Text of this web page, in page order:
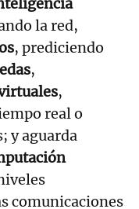
la red,
, prediciendo
,
,
real o
y aguarda
comunicaciones